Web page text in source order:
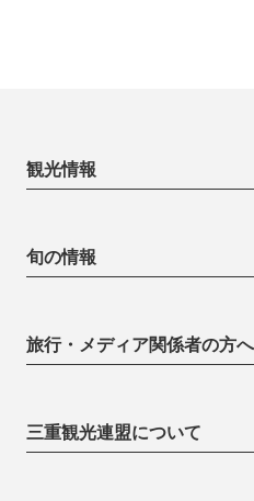
観光情報
旬の情報
旅行・メディア関係者の方へ
三重観光連盟について